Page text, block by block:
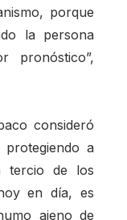
porque
la persona
pronóstico”,
consideró
protegiendo a
tercio de los
en día, es
ajeno de